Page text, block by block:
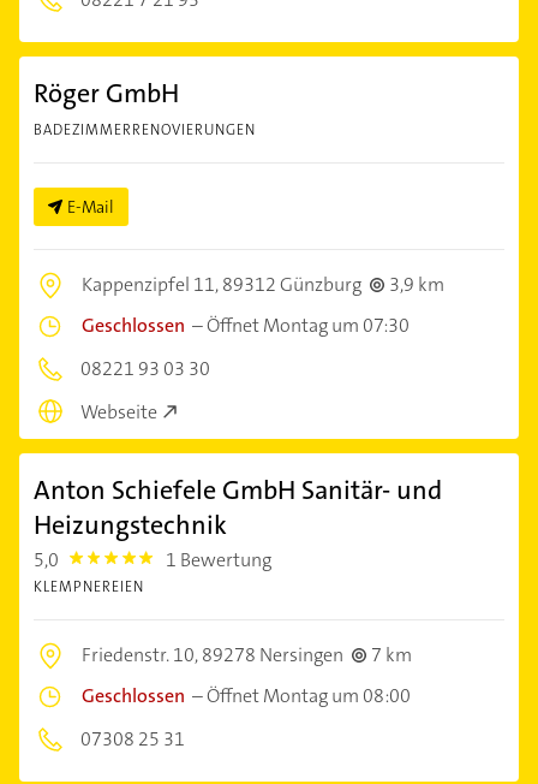
Röger GmbH
BADEZIMMERRENOVIERUNGEN
E-Mail
Kappenzipfel 11,89312 Günzburg
3,9 km
Geschlossen –Öffnet Montag um 07:30
08221 93 03 30
Webseite
Anton Schiefele GmbH Sanitär- und
Heizungstechnik
5,0 5.0 1 Bewertung
KLEMPNEREIEN
Friedenstr. 10,89278 Nersingen
7 km
Geschlossen –Öffnet Montag um 08:00
07308 25 31